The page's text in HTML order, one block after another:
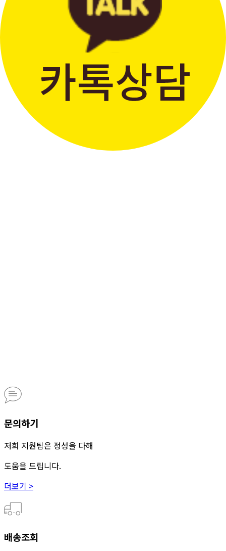
문의하기
저희 지원팀은 정성을 다해
도움을 드립니다.
더보기 >
배송조회